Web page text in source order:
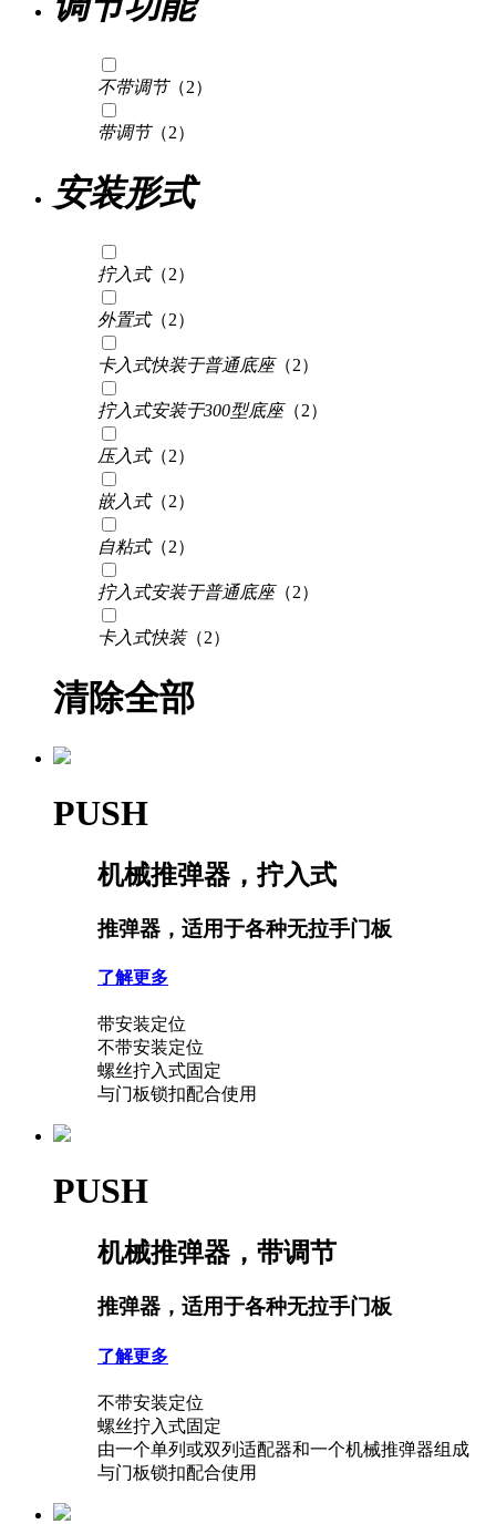
不带调节（2）
带调节（2）
安装形式
拧入式（2）
外置式（2）
卡入式快装于普通底座（2）
拧入式安装于300型底座（2）
压入式（2）
嵌入式（2）
自粘式（2）
拧入式安装于普通底座（2）
卡入式快装（2）
清除全部
PUSH
机械推弹器，拧入式
推弹器，适用于各种无拉手门板
了解更多
带安装定位
不带安装定位
螺丝拧入式固定
与门板锁扣配合使用
PUSH
机械推弹器，带调节
推弹器，适用于各种无拉手门板
了解更多
不带安装定位
螺丝拧入式固定
由一个单列或双列适配器和一个机械推弹器组成
与门板锁扣配合使用